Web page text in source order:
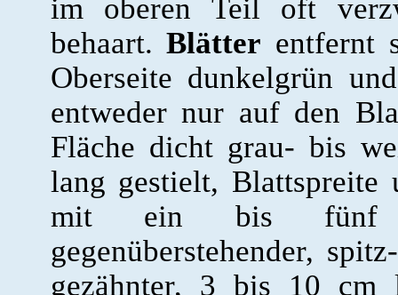
im oberen Teil oft
behaart.Blätter entfernt
Oberseite dunkelgrün
entweder nur auf den
Fläche dicht grau- bis
lang gestielt, Blattspreite
mit ein bis fünf
gegenüberstehender,
gezähnter, 3 bis 10